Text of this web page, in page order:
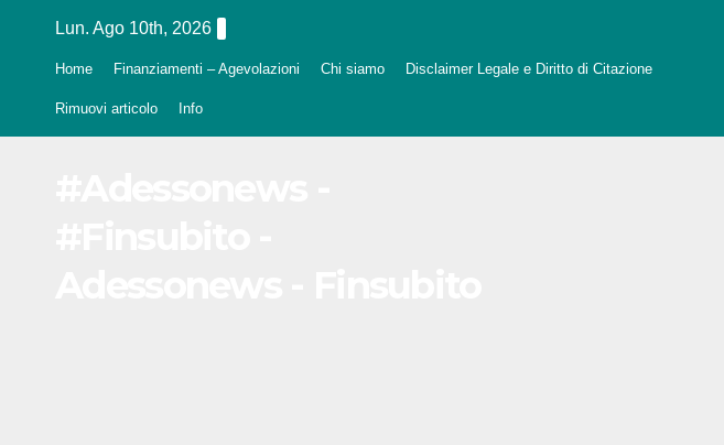
Lun. Ago 10th, 2026
Home Finanziamenti – Agevolazioni Chi siamo Disclaimer Legale e Diritto di Citazione
Rimuovi articolo Info